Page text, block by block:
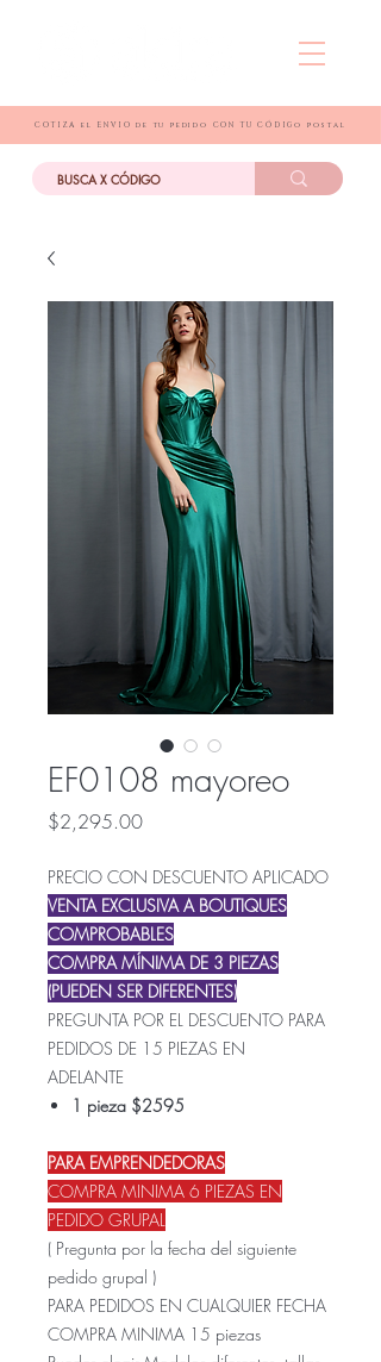
COTIZA el ENVIO de tu pedido CON TU CÓDIGo postal
EF0108 mayoreo
$2,295.00Precio
PRECIO CON DESCUENTO APLICADO
VENTA EXCLUSIVA A BOUTIQUES
COMPROBABLES
COMPRA MÍNIMA DE 3 PIEZAS
(PUEDEN SER DIFERENTES)
PREGUNTA POR EL DESCUENTO PARA
PEDIDOS DE 15 PIEZAS EN
ADELANTE
1 pieza $2595
PARA EMPRENDEDORAS
COMPRA MINIMA 6 PIEZAS EN
PEDIDO GRUPAL
( Pregunta por la fecha del siguiente
pedido grupal )
PARA PEDIDOS EN CUALQUIER FECHA
COMPRA MINIMA 15 piezas